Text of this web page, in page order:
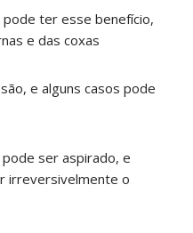
ter esse benefício,
e das coxas
e alguns casos pode
ser aspirado, e
irreversivelmente o